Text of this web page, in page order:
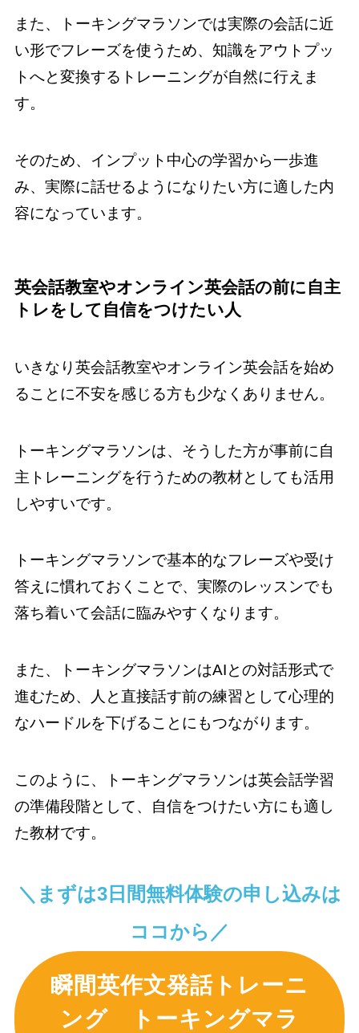
また、トーキングマラソンでは実際の会話に近
い形でフレーズを使うため、知識をアウトプッ
トへと変換するトレーニングが自然に行えま
す。
そのため、インプット中心の学習から一歩進
み、実際に話せるようになりたい方に適した内
容になっています。
英会話教室やオンライン英会話の前に自主
トレをして自信をつけたい人
いきなり英会話教室やオンライン英会話を始め
ることに不安を感じる方も少なくありません。
トーキングマラソンは、そうした方が事前に自
主トレーニングを行うための教材としても活用
しやすいです。
トーキングマラソンで基本的なフレーズや受け
答えに慣れておくことで、実際のレッスンでも
落ち着いて会話に臨みやすくなります。
また、トーキングマラソンはAIとの対話形式で
進むため、人と直接話す前の練習として心理的
なハードルを下げることにもつながります。
このように、トーキングマラソンは英会話学習
の準備段階として、自信をつけたい方にも適し
た教材です。
＼まずは3日間無料体験の申し込みは
ココから／
瞬間英作文発話トレーニ
ング トーキングマラ